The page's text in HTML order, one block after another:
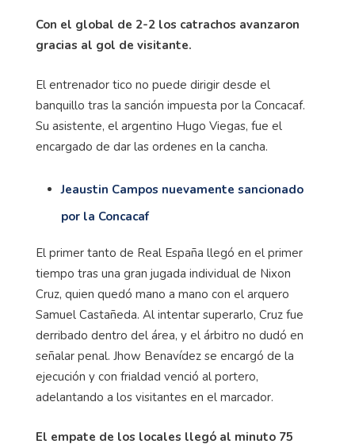
Con el global de 2-2 los catrachos avanzaron
gracias al gol de visitante.
El entrenador tico no puede dirigir desde el
banquillo tras la sanción impuesta por la Concacaf.
Su asistente, el argentino Hugo Viegas, fue el
encargado de dar las ordenes en la cancha.
Jeaustin Campos nuevamente sancionado
por la Concacaf
El primer tanto de Real España llegó en el primer
tiempo tras una gran jugada individual de Nixon
Cruz, quien quedó mano a mano con el arquero
Samuel Castañeda. Al intentar superarlo, Cruz fue
derribado dentro del área, y el árbitro no dudó en
señalar penal. Jhow Benavídez se encargó de la
ejecución y con frialdad venció al portero,
adelantando a los visitantes en el marcador.
El empate de los locales llegó al minuto 75